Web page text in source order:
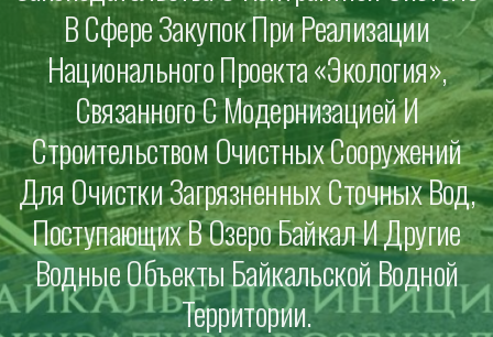
В Сфере Закупок При Реализации
Национального Проекта «Экология»,
Связанного С Модернизацией И
Строительством Очистных Сооружений
Для Очистки Загрязненных Сточных Вод,
Поступающих В Озеро Байкал И Другие
Водные Объекты Байкальской Водной
Территории.